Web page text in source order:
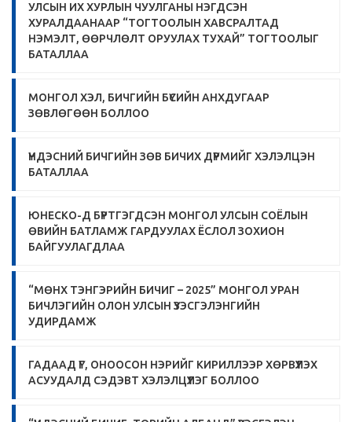
УЛСЫН ИХ ХУРЛЫН ЧУУЛГАНЫ НЭГДСЭН
ХУРАЛДААНААР “ТОГТООЛЫН ХАВСРАЛТАД
НЭМЭЛТ, ӨӨРЧЛӨЛТ ОРУУЛАХ ТУХАЙ” ТОГТООЛЫГ
БАТАЛЛАА
МОНГОЛ ХЭЛ, БИЧГИЙН БҮСИЙН АНХДУГААР
ЗӨВЛӨГӨӨН БОЛЛОО
ҮНДЭСНИЙ БИЧГИЙН ЗӨВ БИЧИХ ДҮРМИЙГ ХЭЛЭЛЦЭН
БАТАЛЛАА
ЮНЕСКО-Д БҮРТГЭГДСЭН МОНГОЛ УЛСЫН СОЁЛЫН
ӨВИЙН БАТЛАМЖ ГАРДУУЛАХ ЁСЛОЛ ЗОХИОН
БАЙГУУЛАГДЛАА
“МӨНХ ТЭНГЭРИЙН БИЧИГ – 2025” МОНГОЛ УРАН
БИЧЛЭГИЙН ОЛОН УЛСЫН ҮЗЭСГЭЛЭНГИЙН
УДИРДАМЖ
ГАДААД ҮГ, ОНООСОН НЭРИЙГ КИРИЛЛЭЭР ХӨРВҮҮЛЭХ
АСУУДАЛД СЭДЭВТ ХЭЛЭЛЦҮҮЛЭГ БОЛЛОО